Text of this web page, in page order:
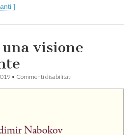
]
visione
• Commenti disabilitati